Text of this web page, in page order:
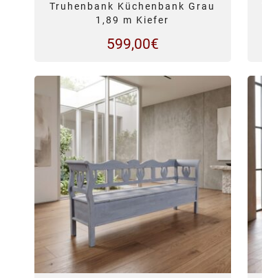
Truhenbank Küchenbank Grau
1,89 m Kiefer
599,00€